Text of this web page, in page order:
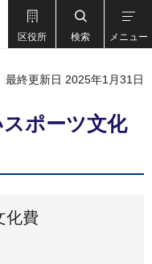
区役所 検索 メニュー
最終更新日 2025年1月31日
ポーツ文化
化費